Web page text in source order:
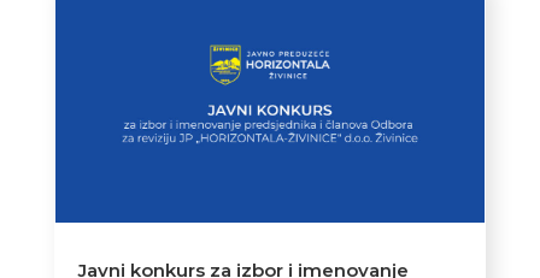
Javni konkurs za izbor i imenovanje